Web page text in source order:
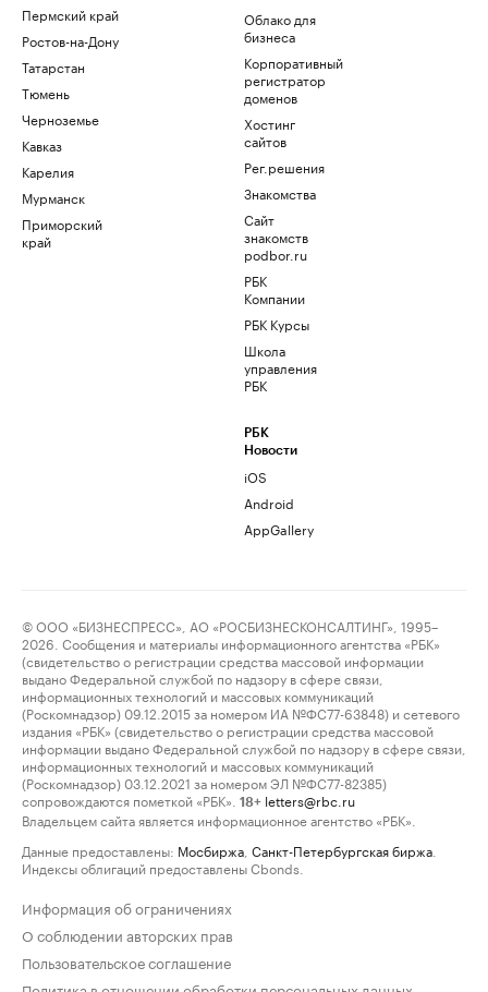
Пермский край
Ростов-на-Дону
Татарстан
Тюмень
Черноземье
Кавказ
Карелия
Мурманск
Приморский
край
Облако для
бизнеса
Корпоративный
регистратор
доменов
Хостинг
сайтов
Рег.решения
Знакомства
Сайт
знакомств
podbor.ru
РБК
Компании
РБК Курсы
Школа
управления
РБК
РБК
Новости
iOS
Android
AppGallery
© ООО «БИЗНЕСПРЕСС», АО «РОСБИЗНЕСКОНСАЛТИНГ», 1995–
2026. Сообщения и материалы информационного агентства «РБК»
(свидетельство о регистрации средства массовой информации
выдано Федеральной службой по надзору в сфере связи,
информационных технологий и массовых коммуникаций
(Роскомнадзор) 09.12.2015 за номером ИА №ФС77-63848) и сетевого
издания «РБК» (свидетельство о регистрации средства массовой
информации выдано Федеральной службой по надзору в сфере связи,
информационных технологий и массовых коммуникаций
(Роскомнадзор) 03.12.2021 за номером ЭЛ №ФС77-82385)
сопровождаются пометкой «РБК».
18+ letters@rbc.ru
Владельцем сайта является информационное агентство «РБК».
Данные предоставлены: Мосбиржа Санкт-Петербургская биржа
Индексы облигаций предоставлены Cbonds.
Информация об ограничениях
О соблюдении авторских прав
Пользовательское соглашение